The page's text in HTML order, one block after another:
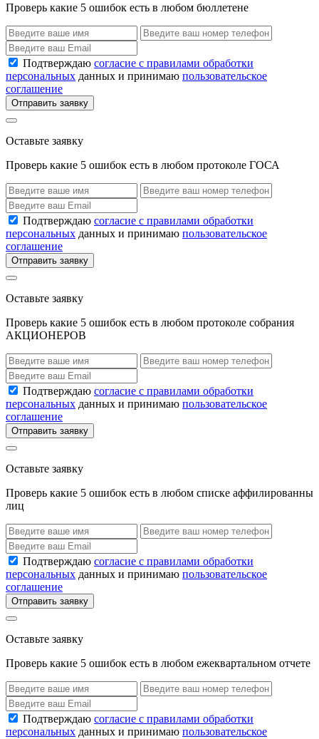
Проверь какие 5 ошибок есть в любом бюллетене
Подтверждаю согласие с правилами обработки
персональных данных и принимаю пользовательское
соглашение
Отправить заявку
Оставьте заявку
Проверь какие 5 ошибок есть в любом протоколе ГОСА
Подтверждаю согласие с правилами обработки
персональных данных и принимаю пользовательское
соглашение
Отправить заявку
Оставьте заявку
Проверь какие 5 ошибок есть в любом протоколе собрания
АКЦИОНЕРОВ
Подтверждаю согласие с правилами обработки
персональных данных и принимаю пользовательское
соглашение
Отправить заявку
Оставьте заявку
Проверь какие 5 ошибок есть в любом списке аффилированны
лиц
Подтверждаю согласие с правилами обработки
персональных данных и принимаю пользовательское
соглашение
Отправить заявку
Оставьте заявку
Проверь какие 5 ошибок есть в любом ежеквартальном отчете
Подтверждаю согласие с правилами обработки
персональных данных и принимаю пользовательское